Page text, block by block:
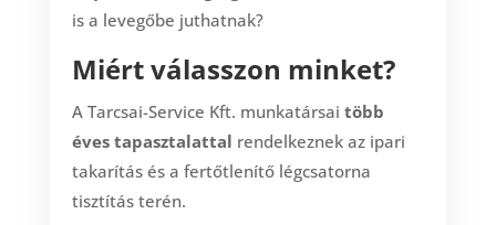
is a levegőbe juthatnak?
Miért válasszon minket?
A Tarcsai-Service Kft. munkatársai több
éves tapasztalattal rendelkeznek az ipari
takarítás és a fertőtlenítő légcsatorna
tisztítás terén.